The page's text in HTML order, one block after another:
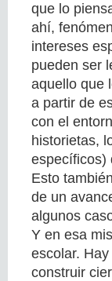
que lo
ahí,
intereses
pueden ser
aquello que
a partir de
con el
historietas,
específicos)
Esto
de un
algunos
Y en esa
escolar.
construir